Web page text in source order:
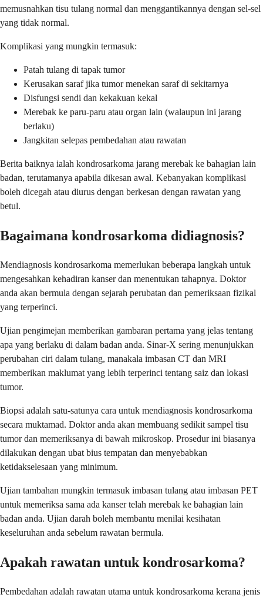
memusnahkan tisu tulang normal dan menggantikannya dengan sel-sel
yang tidak normal.
Komplikasi yang mungkin termasuk:
Patah tulang di tapak tumor
Kerusakan saraf jika tumor menekan saraf di sekitarnya
Disfungsi sendi dan kekakuan kekal
Merebak ke paru-paru atau organ lain (walaupun ini jarang
berlaku)
Jangkitan selepas pembedahan atau rawatan
Berita baiknya ialah kondrosarkoma jarang merebak ke bahagian lain
badan, terutamanya apabila dikesan awal. Kebanyakan komplikasi
boleh dicegah atau diurus dengan berkesan dengan rawatan yang
betul.
Bagaimana kondrosarkoma didiagnosis?
Mendiagnosis kondrosarkoma memerlukan beberapa langkah untuk
mengesahkan kehadiran kanser dan menentukan tahapnya. Doktor
anda akan bermula dengan sejarah perubatan dan pemeriksaan fizikal
yang terperinci.
Ujian pengimejan memberikan gambaran pertama yang jelas tentang
apa yang berlaku di dalam badan anda. Sinar-X sering menunjukkan
perubahan ciri dalam tulang, manakala imbasan CT dan MRI
memberikan maklumat yang lebih terperinci tentang saiz dan lokasi
tumor.
Biopsi adalah satu-satunya cara untuk mendiagnosis kondrosarkoma
secara muktamad. Doktor anda akan membuang sedikit sampel tisu
tumor dan memeriksanya di bawah mikroskop. Prosedur ini biasanya
dilakukan dengan ubat bius tempatan dan menyebabkan
ketidakselesaan yang minimum.
Ujian tambahan mungkin termasuk imbasan tulang atau imbasan PET
untuk memeriksa sama ada kanser telah merebak ke bahagian lain
badan anda. Ujian darah boleh membantu menilai kesihatan
keseluruhan anda sebelum rawatan bermula.
Apakah rawatan untuk kondrosarkoma?
Pembedahan adalah rawatan utama untuk kondrosarkoma kerana jenis